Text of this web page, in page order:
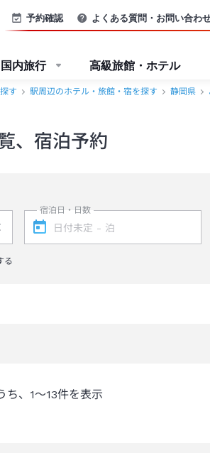
予約確認 よくある質問・お問い合わ
国内旅行 高級旅館・ホテル
す 駅周辺のホテル・旅館・宿を探す 静岡県
、宿泊予約
る
宿泊日・日数
ち、 1～13件を表示